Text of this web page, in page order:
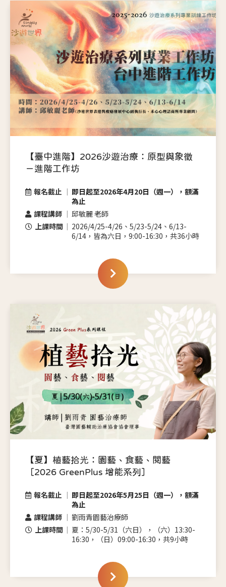
【臺中進階】2026沙遊治療：原型與象徵
－進階工作坊
報名截止
即日起至2026年4月20日（週一），額滿
為止
課程講師
邱敏麗 老師
上課時間
2026/4/25-4/26、5/23-5/24、6/13-
6/14，皆為六日，9:00-16:30，共36小時
【夏】植藝拾光：園藝、食藝、閱藝
［2026 GreenPlus 增能系列］
報名截止
即日起至2026年5月25日（週一），額滿
為止
課程講師
劉雨青園藝治療師
上課時間
夏：5/30-5/31（六日），（六）13:30-
16:30，（日）09:00-16:30，共9小時